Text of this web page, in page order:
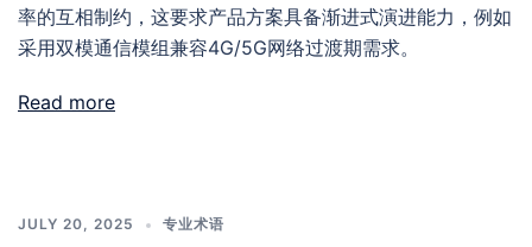
率的互相制约，这要求产品方案具备渐进式演进能力，例如
采用双模通信模组兼容4G/5G网络过渡期需求。
Read more
JULY 20, 2025 专业术语